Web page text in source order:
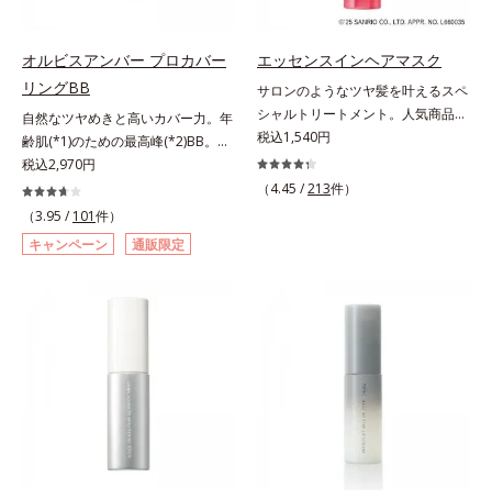
オルビスアンバー プロカバー
リングBB
自然なツヤめきと高いカバー力。年
齢肌(*1)のための最高峰(*2)BB。年
齢肌(*1)のための最高峰(*2)BBクリ
ームです。肌のアラを光でふわりと
とばし、くすみや凹凸も軽やかにカ
バー。さらに厚みのあるテクスチャ
ーが均一にのび広がり、しっかりカ
す。年齢肌による黄ぐすみや血色の
れ1本で、日中美容クリーム・日焼
け止め・化粧下地・カラーコントロ
ール・コンシーラー・パウダー・フ
ァンデーションの7役を兼ねる多機
能BB。慌ただしい朝でもパパッと
税込2,970円
（3.95 / 101件）
キャンペーン
通販限定
エッセンスインヘアマスク
サロンのようなツヤ髪を叶えるスペ
シャルトリートメント。人気商品
「エッセンスインヘアミルク」と同
じシリーズの、お風呂で美しいツヤ
髪を叶えるスペシャルヘアマスクで
し(*3)ます。お風呂でシャンプー後
に適量を髪になじませ、置き時間は
0秒。なじませてすぐに洗い流す手
軽さで、毛先までするんっとまとま
税込1,540円
（4.45 /213件）